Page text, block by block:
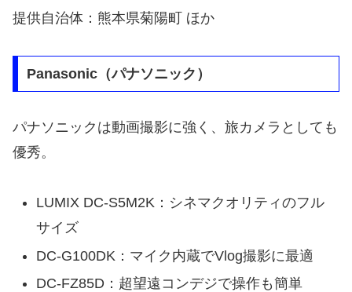
提供自治体：熊本県菊陽町 ほか
Panasonic（パナソニック）
パナソニックは動画撮影に強く、旅カメラとしても
優秀。
LUMIX DC-S5M2K：シネマクオリティのフル
サイズ
DC-G100DK：マイク内蔵でVlog撮影に最適
DC-FZ85D：超望遠コンデジで操作も簡単